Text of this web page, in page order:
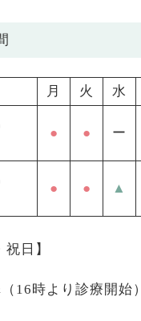
月 火 水
● ● ー
● ● ▲
日】
16時より診療開始）